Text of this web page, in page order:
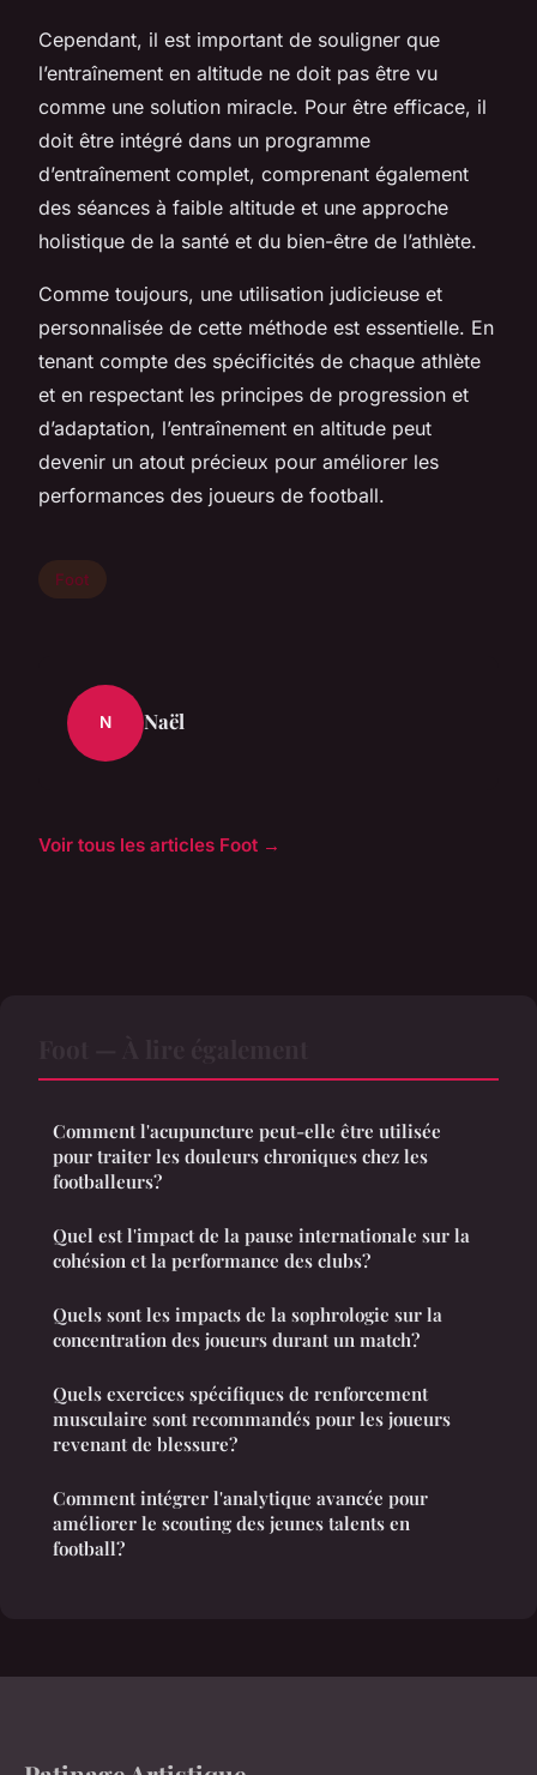
Cependant, il est important de souligner que
l’entraînement en altitude ne doit pas être vu
comme une solution miracle. Pour être efficace, il
doit être intégré dans un programme
d’entraînement complet, comprenant également
des séances à faible altitude et une approche
holistique de la santé et du bien-être de l’athlète.
Comme toujours, une utilisation judicieuse et
personnalisée de cette méthode est essentielle. En
tenant compte des spécificités de chaque athlète
et en respectant les principes de progression et
d’adaptation, l’entraînement en altitude peut
devenir un atout précieux pour améliorer les
performances des joueurs de football.
Foot
N Naël
Voir tous les articles Foot →
Comment l'acupuncture peut-elle être utilisée
pour traiter les douleurs chroniques chez les
footballeurs?
Quel est l'impact de la pause internationale sur la
cohésion et la performance des clubs?
Quels sont les impacts de la sophrologie sur la
concentration des joueurs durant un match?
Quels exercices spécifiques de renforcement
musculaire sont recommandés pour les joueurs
revenant de blessure?
Comment intégrer l'analytique avancée pour
améliorer le scouting des jeunes talents en
football?